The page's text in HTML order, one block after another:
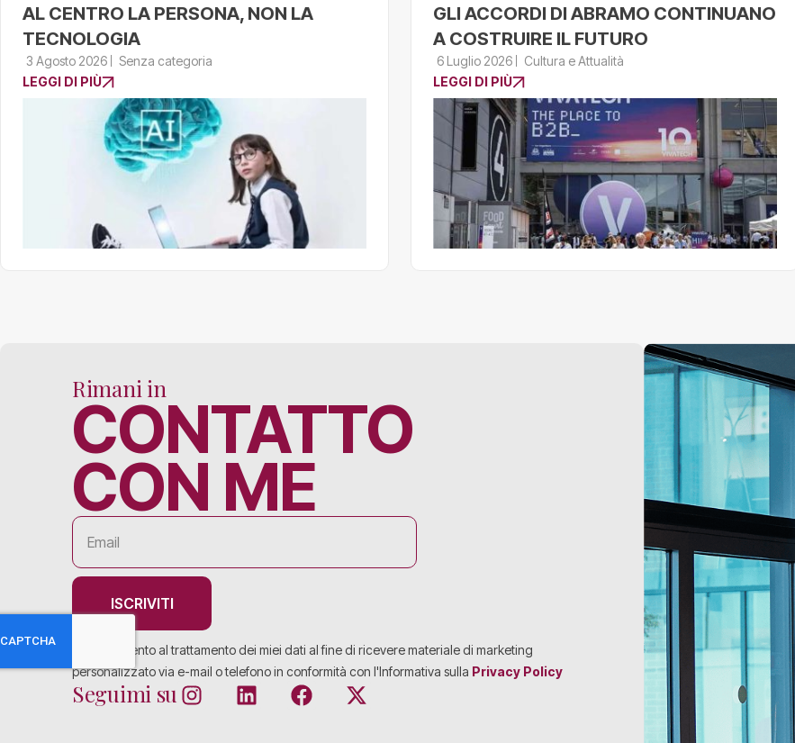
AL CENTRO LA PERSONA, NON LA
TECNOLOGIA
3 Agosto 2026
Senza categoria
LEGGI DI PIÙ
GLI ACCORDI DI ABRAMO CONTINUANO
A COSTRUIRE IL FUTURO
6 Luglio 2026
Cultura e Attualità
LEGGI DI PIÙ
Rimani in
CONTATTO
CON ME
Acconsento al trattamento dei miei dati al fine di ricevere materiale di marketing
personalizzato via e-mail o telefono in conformità con l'Informativa sulla Privacy Policy
ISCRIVITI
Seguimi su